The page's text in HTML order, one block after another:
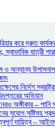
করে দ্রুত
যাত্রী
নির্দেশ
অভিযান
অঙ্গীকার – পানি
সৃষ্টিসহ
দায়িত্ব –